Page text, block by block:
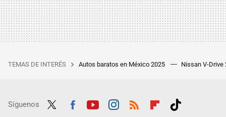
TEMAS DE INTERÉS Autos baratos en México 2025 Nissan V-Drive
Síguenos